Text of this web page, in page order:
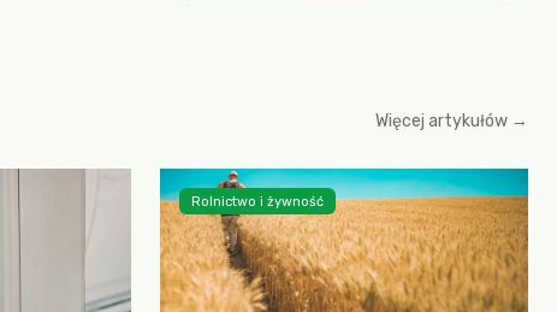
Więcej artykułów →
Rolnictwo i żywność